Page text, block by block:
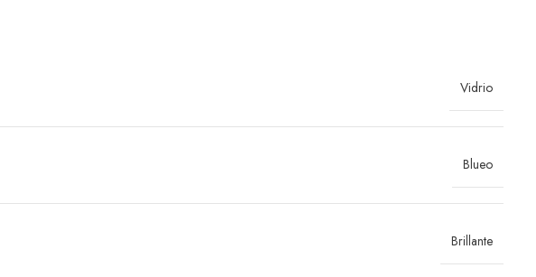
Vidrio
Blueo
Brillante